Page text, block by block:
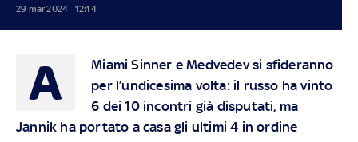
29 mar 2024 - 12:14
A
Miami Sinner e Medvedev si sfideranno
per l’undicesima volta: il russo ha vinto
6 dei 10 incontri già disputati, ma
Jannik ha portato a casa gli ultimi 4 in ordine